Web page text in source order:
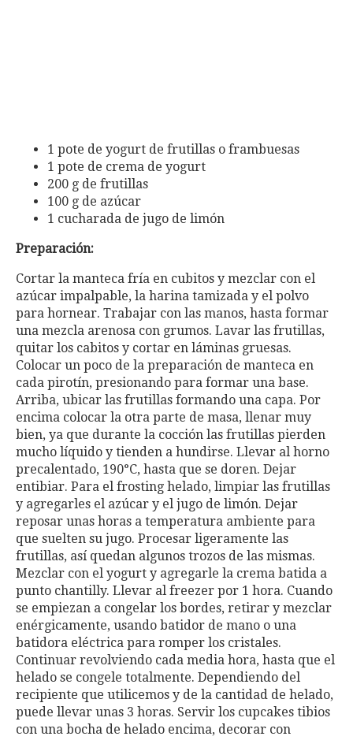
1 pote de yogurt de frutillas o frambuesas
1 pote de crema de yogurt
200 g de frutillas
100 g de azúcar
1 cucharada de jugo de limón
Preparación:
Cortar la manteca fría en cubitos y mezclar con el
azúcar impalpable, la harina tamizada y el polvo
para hornear. Trabajar con las manos, hasta formar
una mezcla arenosa con grumos. Lavar las frutillas,
quitar los cabitos y cortar en láminas gruesas.
Colocar un poco de la preparación de manteca en
cada pirotín, presionando para formar una base.
Arriba, ubicar las frutillas formando una capa. Por
encima colocar la otra parte de masa, llenar muy
bien, ya que durante la cocción las frutillas pierden
mucho líquido y tienden a hundirse. Llevar al horno
precalentado, 190°C, hasta que se doren. Dejar
entibiar. Para el frosting helado, limpiar las frutillas
y agregarles el azúcar y el jugo de limón. Dejar
reposar unas horas a temperatura ambiente para
que suelten su jugo. Procesar ligeramente las
frutillas, así quedan algunos trozos de las mismas.
Mezclar con el yogurt y agregarle la crema batida a
punto chantilly. Llevar al freezer por 1 hora. Cuando
se empiezan a congelar los bordes, retirar y mezclar
enérgicamente, usando batidor de mano o una
batidora eléctrica para romper los cristales.
Continuar revolviendo cada media hora, hasta que el
helado se congele totalmente. Dependiendo del
recipiente que utilicemos y de la cantidad de helado,
puede llevar unas 3 horas. Servir los cupcakes tibios
con una bocha de helado encima, decorar con